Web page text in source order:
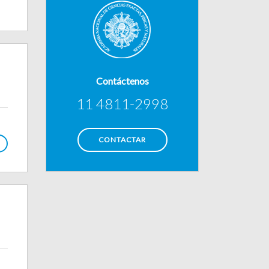
Contáctenos
11 4811-2998
CONTACTAR